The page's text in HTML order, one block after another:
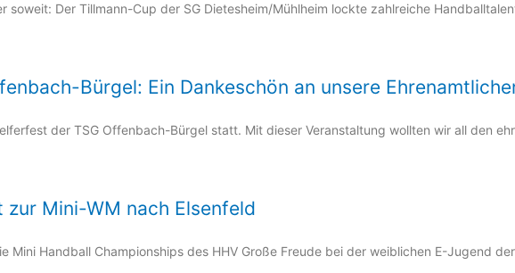
soweit: Der Tillmann-Cup der SG Dietesheim/Mühlheim lockte zahlreiche
Bürgel: Ein Dankeschön an unsere
der TSG Offenbach-Bürgel statt. Mit dieser Veranstaltung wollten wir all den
zur Mini-WM nach Elsenfeld
Mini Handball Championships des HHV Große Freude bei der weiblichen E-Jugend